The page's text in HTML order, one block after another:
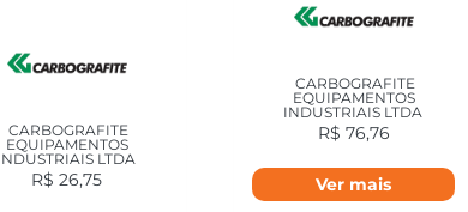
CARBOGRAFITE
EQUIPAMENTOS
LTDA
R$ 26,75
CARBOGRAFITE
EQUIPAMENTOS
INDUSTRIAIS LTDA
R$ 76,76
Ver mais